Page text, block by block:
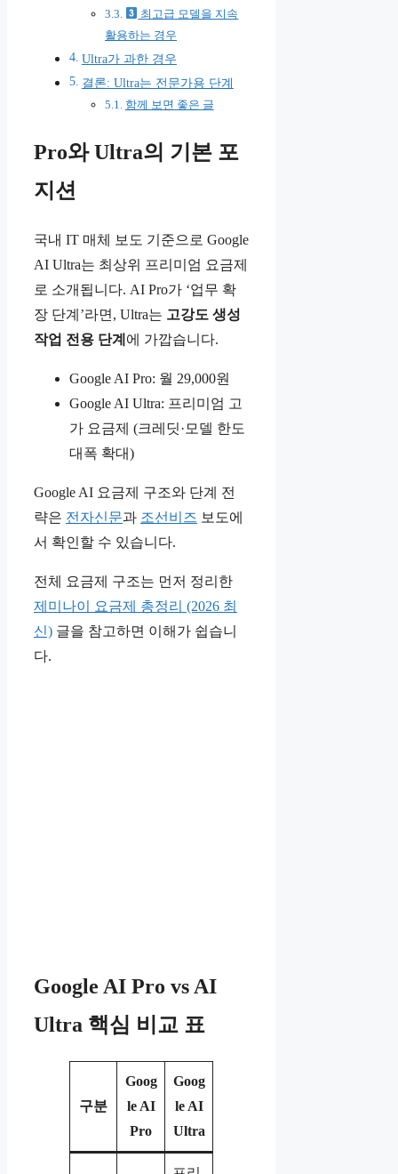
최고급 모델을 지속
활용하는 경우
Ultra가 과한 경우
결론: Ultra는 전문가용 단계
함께 보면 좋은 글
Pro와 Ultra의 기본 포
지션
국내 IT 매체 보도 기준으로 Google
AI Ultra는 최상위 프리미엄 요금제
로 소개됩니다. AI Pro가 ‘업무 확
장 단계’라면, Ultra는 고강도 생성
작업 전용 단계 에 가깝습니다.
Google AI Pro: 월 29,000원
Google AI Ultra: 프리미엄 고
가 요금제 (크레딧·모델 한도
대폭 확대)
Google AI 요금제 구조와 단계 전
략은 전자신문과 조선비즈 보도에
서 확인할 수 있습니다.
전체 요금제 구조는 먼저 정리한
제미나이 요금제 총정리 (2026 최
신) 글을 참고하면 이해가 쉽습니
다.
Google AI Pro vs AI
Ultra 핵심 비교 표
구분
Goog
le AI
Pro
Goog
le AI
Ultra